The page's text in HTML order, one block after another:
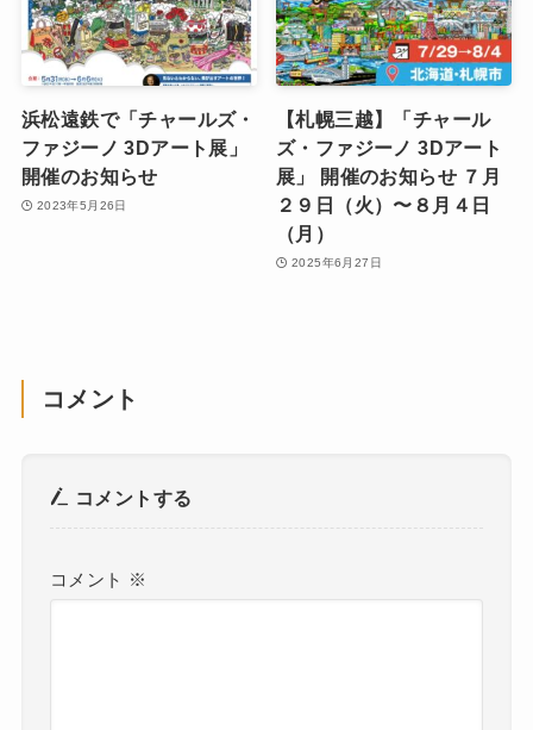
浜松遠鉄で「チャールズ・
ファジーノ 3Dアート展」
開催のお知らせ
2023年5月26日
【札幌三越】「チャール
ズ・ファジーノ 3Dアート
展」 開催のお知らせ ７月
２９日（火）〜８月４日
（月）
2025年6月27日
コメント
コメントする
コメント ※